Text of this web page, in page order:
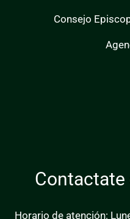
Consejo
Horario de atención: